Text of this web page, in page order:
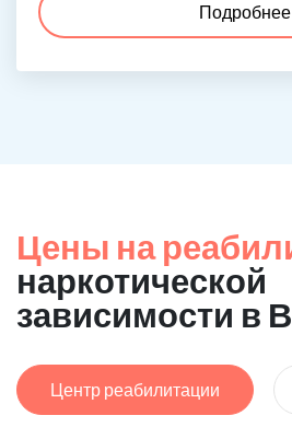
Подробнее
Цены на
наркотической
зависимости в
Центр реабилитации